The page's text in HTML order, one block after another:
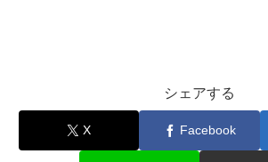
シェアする
X Facebook